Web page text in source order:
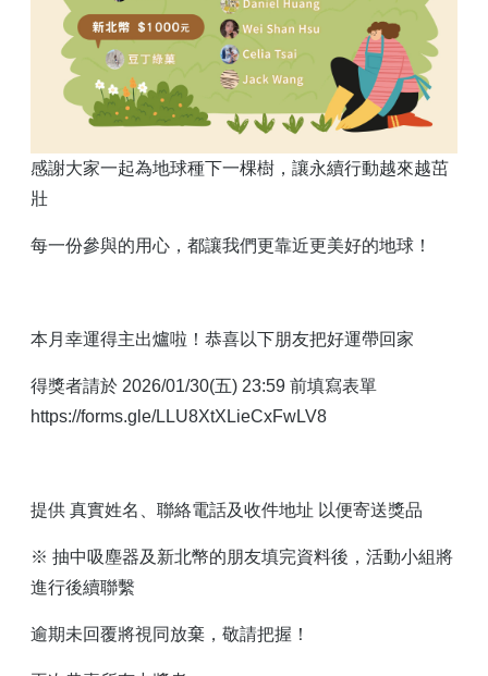
感謝大家一起為地球種下一棵樹，讓永續行動越來越茁
壯
每一份參與的用心，都讓我們更靠近更美好的地球！
本月幸運得主出爐啦！恭喜以下朋友把好運帶回家
得獎者請於 2026/01/30(五) 23:59 前填寫表單
https://forms.gle/LLU8XtXLieCxFwLV8
提供 真實姓名、聯絡電話及收件地址 以便寄送獎品
※ 抽中吸塵器及新北幣的朋友填完資料後，活動小組將
進行後續聯繫
逾期未回覆將視同放棄，敬請把握！